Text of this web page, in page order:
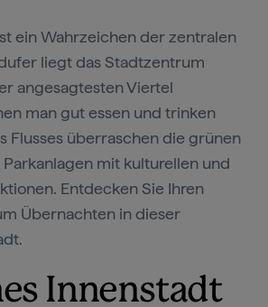
ein Wahrzeichen der zentralen
liegt das Stadtzentrum
angesagtesten Viertel
man gut essen und trinken
Flusses überraschen die grünen
mit kulturellen und
Entdecken Sie Ihren
Übernachten in dieser
Innenstadt